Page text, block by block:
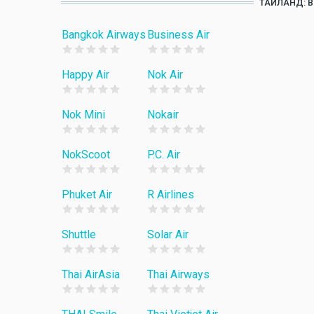
ТАИЛАНД:
Bangkok Airways Business Air
Happy Air Nok Air
Nok Mini Nokair
NokScoot P.C. Air
Phuket Air R Airlines
Shuttle Solar Air
Thai AirAsia Thai Airways